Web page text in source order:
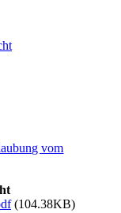
vom
(104.38KB)